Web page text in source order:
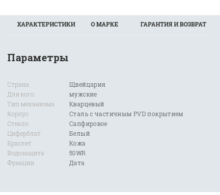
ХАРАКТЕРИСТИКИ О МАРКЕ ГАРАНТИЯ И ВОЗВРАТ
Параметры
Страна
Для кого:
Тип механизма
Корпус
Стекло
Циферблат
Браслет
Водозащита
Функции
Щвейцария
мужские
Кварцевый
Сталь с частичным PVD покрытием
Сапфировое
Белый
Кожа
50WR
Дата